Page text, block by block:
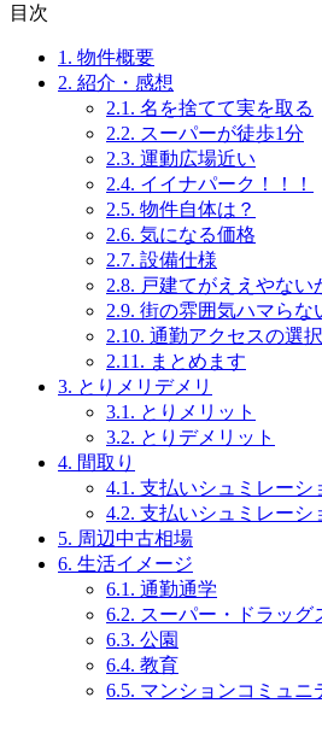
目次
1. 物件概要
2. 紹介・感想
2.1. 名を捨てて実を取る
2.2. スーパーが徒歩1分
2.3. 運動広場近い
2.4. イイナパーク！！！
2.5. 物件自体は？
2.6. 気になる価格
2.7. 設備仕様
2.8. 戸建てがええやない
2.9. 街の雰囲気ハマらな
2.10. 通勤アクセスの選
2.11. まとめます
3. とりメリデメリ
3.1. とりメリット
3.2. とりデメリット
4. 間取り
4.1. 支払いシュミレーシ
4.2. 支払いシュミレーシ
5. 周辺中古相場
6. 生活イメージ
6.1. 通勤通学
6.2. スーパー・ドラッグ
6.3. 公園
6.4. 教育
6.5. マンションコミュニ